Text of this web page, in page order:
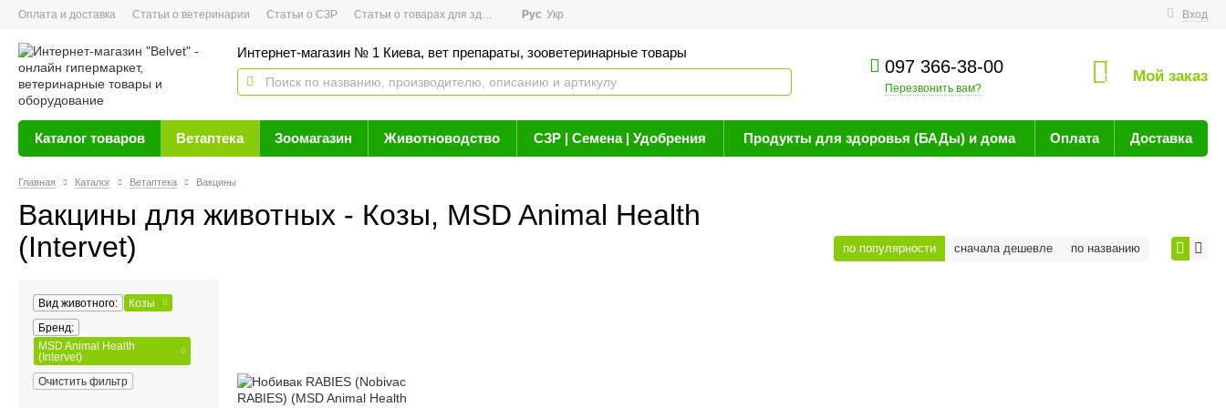
Оплата и доставка Статьи о ветеринарии Статьи о СЗР Статьи о товарах для здоровья Новости Вход
Рус Укр
Интернет-магазин № 1 Киева, вет препараты, зооветеринарные товары
097 366-38-00
Перезвонить вам?
0 Мой заказ
Каталог товаров Ветаптека Зоомагазин Животноводство СЗР | Семена | Удобрения Продукты для здоровья (БАДы) и дома Оплата Доставка
Главная Каталог Ветаптека Вакцины
Вакцины для животных - Козы, MSD Animal Health
(Intervet)
по популярности сначала дешевле по названию
Вид животного:
Козы
Бренд:
MSD Animal Health
(Intervet)
Очистить фильтр